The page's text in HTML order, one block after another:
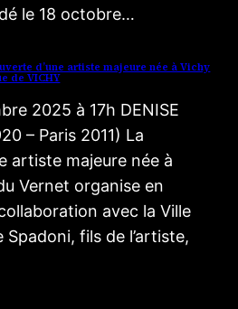
le 18 octobre…
d’une artiste majeure née à Vichy
de VICHY
2025 à 17h DENISE
– Paris 2011) La
artiste majeure née à
Vernet organise en
avec la Ville
fils de l’artiste,